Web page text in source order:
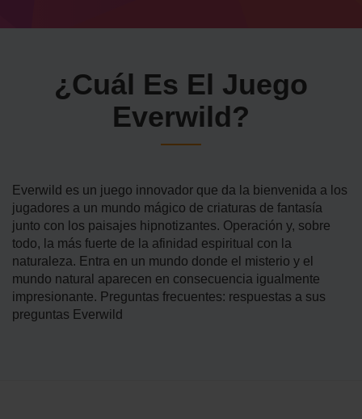
¿Cuál Es El Juego
Everwild?
Everwild es un juego innovador que da la bienvenida a los
jugadores a un mundo mágico de criaturas de fantasía
junto con los paisajes hipnotizantes. Operación y, sobre
todo, la más fuerte de la afinidad espiritual con la
naturaleza. Entra en un mundo donde el misterio y el
mundo natural aparecen en consecuencia igualmente
impresionante. Preguntas frecuentes: respuestas a sus
preguntas Everwild